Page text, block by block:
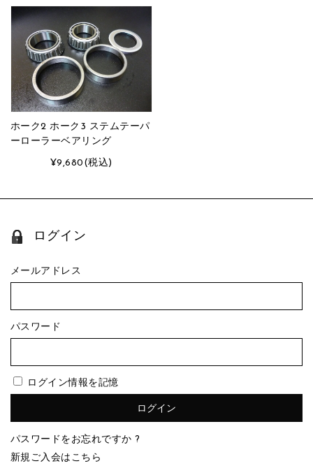
ホーク2 ホーク3 ステムテーパ
ーローラーベアリング
¥9,680 (税込)
ログイン
メールアドレス
パスワード
ログイン情報を記憶
パスワードをお忘れですか ?
新規ご入会はこちら